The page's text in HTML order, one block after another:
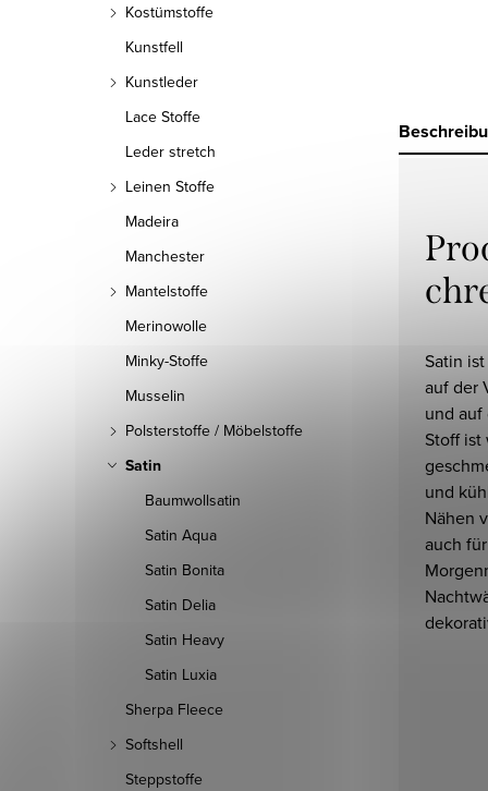
Kostümstoffe
Kunstfell
Kunstleder
Lace Stoffe
Leder stretch
Leinen Stoffe
Madeira
Manchester
Mantelstoffe
Merinowolle
Minky-Stoffe
Musselin
Polsterstoffe / Möbelstoffe
Satin
Baumwollsatin
Satin Aqua
Satin Bonita
Satin Delia
Satin Heavy
Satin Luxia
Sherpa Fleece
Softshell
Steppstoffe
Satin
auf der
und auf
Stoff ist
und
Nähen
auch